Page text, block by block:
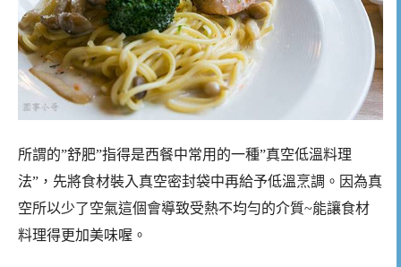
所謂的”舒肥”指得是西餐中常用的一種”真空低溫料理
法”，先將食材裝入真空密封袋中再給予低溫烹調。因為真
空所以少了空氣這個會導致受熱不均勻的介質~能讓食材
料理得更加美味喔。